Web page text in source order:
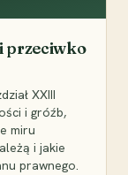
przeciwko
XXIII
i gróźb,
miru
i jakie
prawnego.